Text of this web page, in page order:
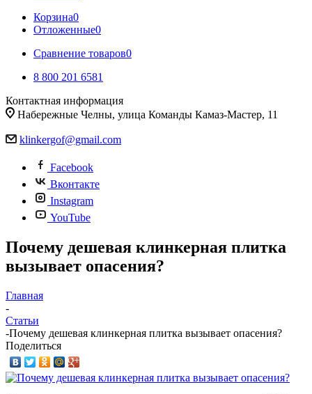
Корзина0
Отложенные0
Сравнение товаров0
8 800 201 6581
Контактная информация
Набережные Челны, улица Команды Камаз-Мастер, 11
klinkergof@gmail.com
Facebook
Вконтакте
Instagram
YouTube
Почему дешевая клинкерная плитка
вызывает опасения?
Главная
-
Статьи
-Почему дешевая клинкерная плитка вызывает опасения?
Поделиться